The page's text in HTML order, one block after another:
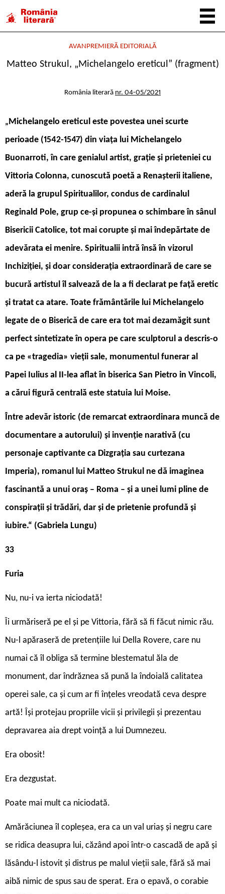
AVANPREMIERĂ EDITORIALĂ
Matteo Strukul, „Michelangelo ereticul” (fragment)
România literară nr. 04-05/2021
„ Michelangelo ereticul este povestea unei scurte
perioade (1542-1547) din viața lui Michelangelo
Buonarroti, în care genialul artist, grație și prieteniei cu
Vittoria Colonna, cunoscută poetă a Renașterii italiene,
aderă la grupul Spiritualilor, condus de cardinalul
Reginald Pole, grup ce-și propunea o schimbare în sânul
Bisericii Catolice, tot mai corupte și mai îndepărtate de
adevărata ei menire. Spiritualii intră însă în vizorul
Inchiziției, și doar considerația extraordinară de care se
bucură artistul îl salvează de la a fi declarat pe față eretic
și tratat ca atare. Toate frământările lui Michelangelo
legate de o Biserică de care era tot mai dezamăgit sunt
perfect sintetizate în opera pe care sculptorul a descris-o
ca pe «tragedia» vieții sale, monumentul funerar al
Papei Iulius al II-lea aflat în biserica San Pietro in Vincoli,
a cărui figură centrală este statuia lui Moise.
Între adevăr istoric (de remarcat extraordinara muncă de
documentare a autorului) și invenție narativă (cu
personaje captivante ca Dizgrația sau curtezana
Imperia), romanul lui Matteo Strukul ne dă imaginea
fascinantă a unui oraș – Roma – și a unei lumi pline de
conspirații și trădări, dar și de prietenie profundă și
iubire.“ (Gabriela Lungu)
33
Furia
Nu, nu-i va ierta niciodată!
Îi urmăriseră pe el și pe Vittoria, fără să fi făcut nimic rău.
Nu-l apăraseră de pretențiile lui Della Rovere, care nu
numai că îl obliga să termine blestematul ăla de
monument, dar îndrăznea să pună la îndoială calitatea
operei sale, ca și cum ar fi înțeles vreodată ceva despre
artă! Își protejau propriile vicii și privilegii și prezentau
depravarea aia drept voință a lui Dumnezeu.
Era obosit!
Era dezgustat.
Poate mai mult ca niciodată.
Amărăciunea îl copleșea, era ca un val uriaș și negru care
se ridica deasupra lui, căzând apoi într-o cascadă de apă și
lăsându-l istovit și distrus pe malul vieții sale, fără să mai
aibă nimic de spus sau de sperat. Era o epavă, o corabie